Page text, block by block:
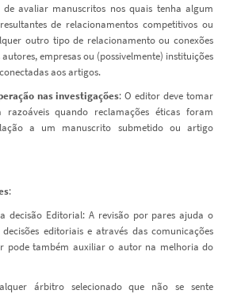
avaliar manuscritos nos quais tenha algum
de relacionamentos competitivos ou
outro tipo de relacionamento ou conexões
empresas ou (possivelmente) instituições
aos artigos.
nas investigações: O editor deve tomar
razoáveis quando reclamações éticas foram
a um manuscrito submetido ou artigo
:
decisão Editorial: A revisão por pares ajuda o
editoriais e através das comunicações
pode também auxiliar o autor na melhoria do
árbitro selecionado que não se sente